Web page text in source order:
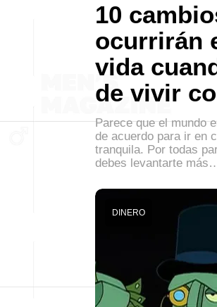
10
ocurrirán
vida
de vivir
Parece que el mundo
de acuerdo para ir en
tranquila. Por todas
debes levantarte
DINERO